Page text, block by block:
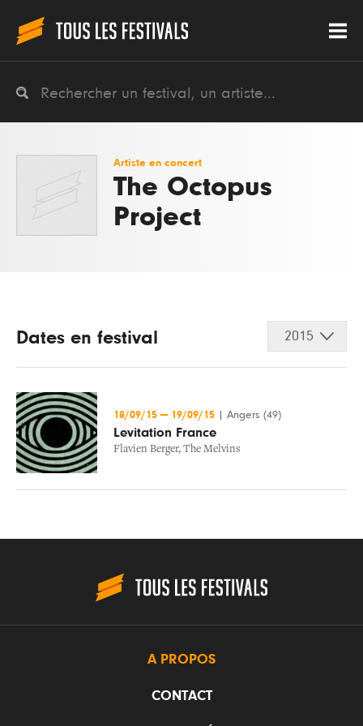
Artiste en concert
The Octopus
Project
Dates en festival 2015
18/09/15 — 19/09/15 Angers (49)
Levitation France
Flavien Berger, The Melvins
A PROPOS
CONTACT